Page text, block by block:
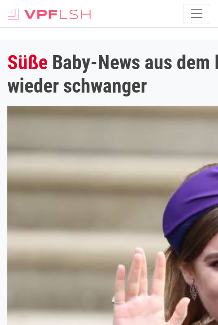
Süße Baby-News aus
wieder schwanger